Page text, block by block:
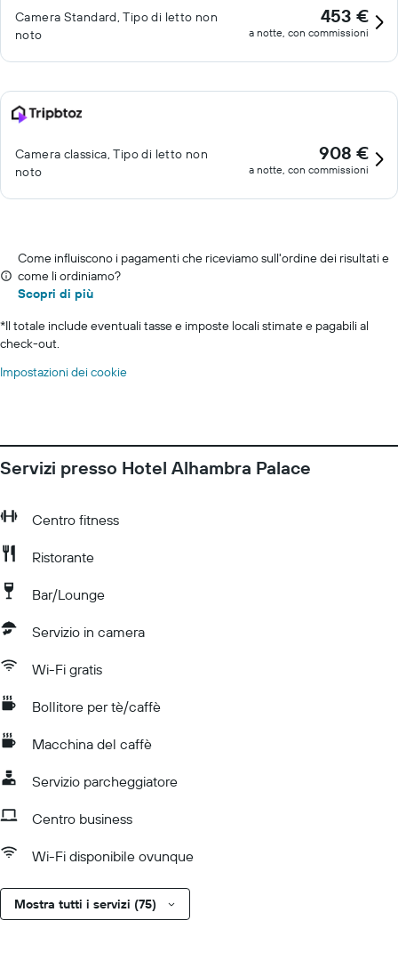
Camera Standard, Tipo di letto non
noto
453 €
a notte, con commissioni
Camera classica, Tipo di letto non
noto
908 €
a notte, con commissioni
Come influiscono i pagamenti che riceviamo sull'ordine dei risultati e
come li ordiniamo?
Scopri di più
*Il totale include eventuali tasse e imposte locali stimate e pagabili al
check-out.
Impostazioni dei cookie
Servizi presso Hotel Alhambra Palace
Centro fitness
Ristorante
Bar/Lounge
Servizio in camera
Wi-Fi gratis
Bollitore per tè/caffè
Macchina del caffè
Servizio parcheggiatore
Centro business
Wi-Fi disponibile ovunque
Mostra tutti i servizi (75)